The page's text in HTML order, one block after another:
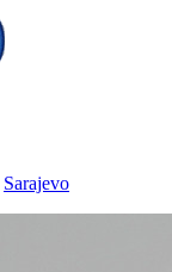
Sarajevo